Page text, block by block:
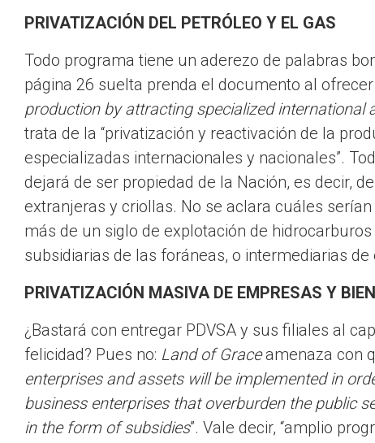
PRIVATIZACIÓN DEL PETRÓLEO Y EL GAS
Todo programa tiene un aderezo de palabras
página 26 suelta prenda el documento al
production by attracting specialized international
trata de la “privatización y reactivación de la
especializadas internacionales y nacionales”.
dejará de ser propiedad de la Nación, es decir,
extranjeras y criollas. No se aclara cuáles
más de un siglo de explotación de
subsidiarias de las foráneas, o intermediarias
PRIVATIZACIÓN MASIVA DE EMPRESAS Y
¿Bastará con entregar PDVSA y sus filiales al
felicidad? Pues no: Land of Graceamenaza con
enterprises and assets will be implemented in
business enterprises that overburden the public
in the form of subsidies”. Vale decir, “amplio